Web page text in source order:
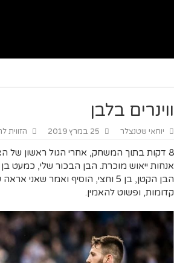
ווינרים בלבן
יוחאי שטנצלר 25 במרץ 2019 הזווית
8 דקות בתוך המשחק, אחרי הגול ראשון של
הבן הקטן, בן 5 וחצי, הוסיף ואמר
קדומות, ופשוט להאמין.